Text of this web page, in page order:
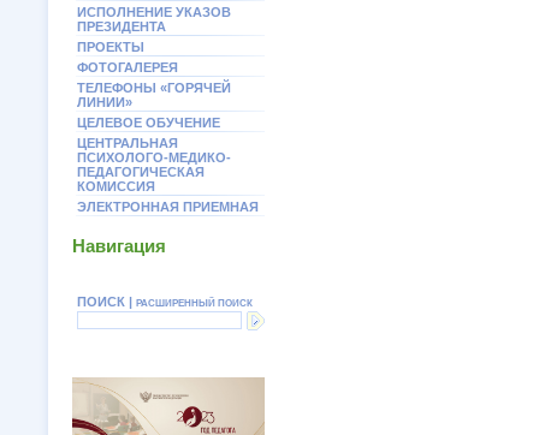
ИСПОЛНЕНИЕ УКАЗОВ
ПРЕЗИДЕНТА
ПРОЕКТЫ
ФОТОГАЛЕРЕЯ
ТЕЛЕФОНЫ «ГОРЯЧЕЙ
ЛИНИИ»
ЦЕЛЕВОЕ ОБУЧЕНИЕ
ЦЕНТРАЛЬНАЯ
ПСИХОЛОГО-МЕДИКО-
ПЕДАГОГИЧЕСКАЯ
КОМИССИЯ
ЭЛЕКТРОННАЯ ПРИЕМНАЯ
Навигация
ПОИСК | РАСШИРЕННЫЙ ПОИСК